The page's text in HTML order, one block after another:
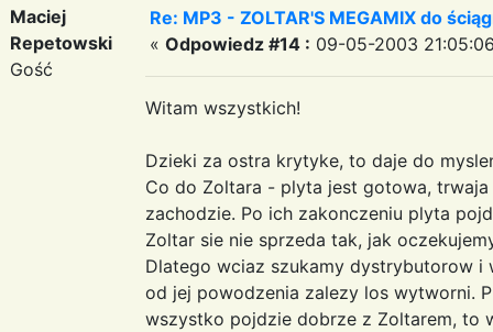
Maciej
Repetowski
Gość
Re: MP3 - ZOLTAR'S MEGAMIX do
« Odpowiedz #14 : 09-05-2003
Witam wszystkich!
Dzieki za ostra krytyke, to daje do
Co do Zoltara - plyta jest gotowa,
zachodzie. Po ich zakonczeniu plyta
Zoltar sie nie sprzeda tak, jak
Dlatego wciaz szukamy dystrybutorow
od jej powodzenia zalezy los wytworni.
wszystko pojdzie dobrze z Zoltarem, to